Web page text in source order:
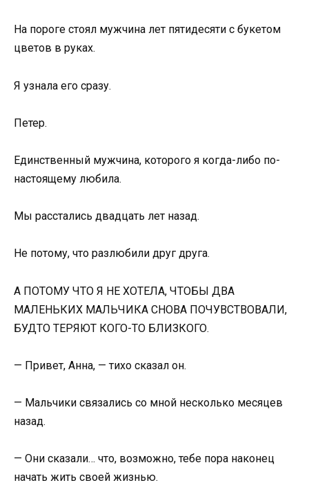
На пороге стоял мужчина лет пятидесяти с букетом
цветов в руках.
Я узнала его сразу.
Петер.
Единственный мужчина, которого я когда-либо по-
настоящему любила.
Мы расстались двадцать лет назад.
Не потому, что разлюбили друг друга.
А ПОТОМУ ЧТО Я НЕ ХОТЕЛА, ЧТОБЫ ДВА
МАЛЕНЬКИХ МАЛЬЧИКА СНОВА ПОЧУВСТВОВАЛИ,
БУДТО ТЕРЯЮТ КОГО-ТО БЛИЗКОГО.
— Привет, Анна, — тихо сказал он.
— Мальчики связались со мной несколько месяцев
назад.
— Они сказали… что, возможно, тебе пора наконец
начать жить своей жизнью.